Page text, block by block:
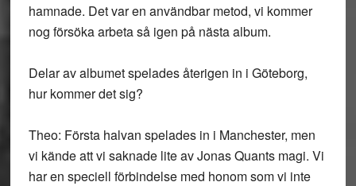
hamnade. Det var en användbar metod, vi kommer
nog försöka arbeta så igen på nästa album.
Delar av albumet spelades återigen in i Göteborg,
hur kommer det sig?
Theo: Första halvan spelades in i Manchester, men
vi kände att vi saknade lite av Jonas Quants magi. Vi
har en speciell förbindelse med honom som vi inte